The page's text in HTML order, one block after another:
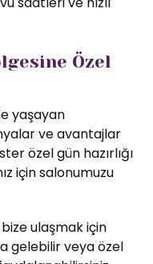
Özel
yaşayan
ve avantajlar
özel gün hazırlığı
için salonumuzu
ulaşmak için
gelebilir veya özel